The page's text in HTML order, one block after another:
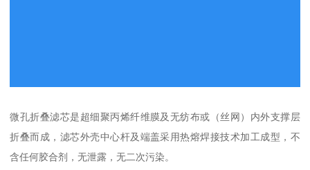
微孔折叠滤芯是超细聚丙烯纤维膜及无纺布或（丝网）内外支撑层
折叠而成，滤芯外壳中心杆及端盖采用热熔焊接技术加工成型，不
含任何胶合剂，无泄露，无二次污染。